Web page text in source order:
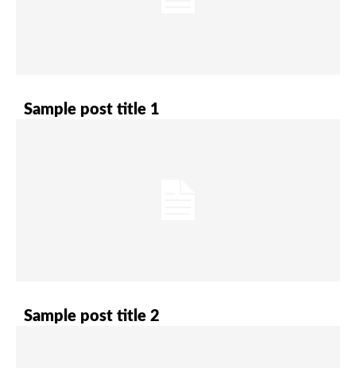
Sample post title 1
Sample post title 2